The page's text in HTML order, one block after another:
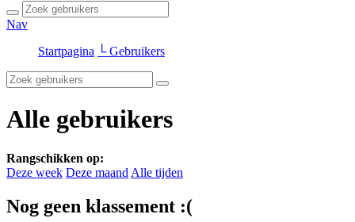
Nav
Startpagina └ Gebruikers
Alle gebruikers
Rangschikken op:
Deze week Deze maand Alle tijden
Nog geen klassement :(